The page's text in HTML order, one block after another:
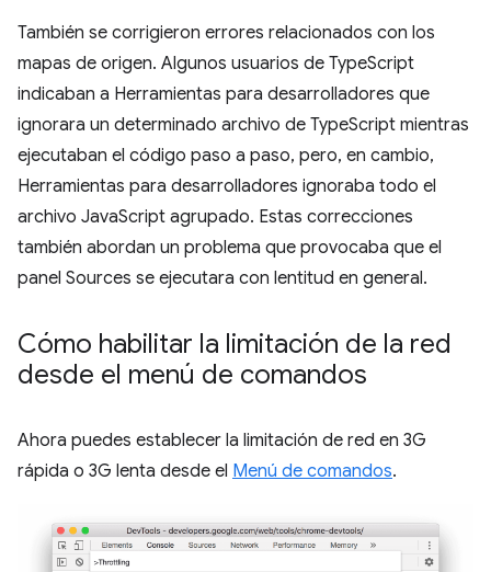
También se corrigieron errores relacionados con los
mapas de origen. Algunos usuarios de TypeScript
indicaban a Herramientas para desarrolladores que
ignorara un determinado archivo de TypeScript mientras
ejecutaban el código paso a paso, pero, en cambio,
Herramientas para desarrolladores ignoraba todo el
archivo JavaScript agrupado. Estas correcciones
también abordan un problema que provocaba que el
panel Sources se ejecutara con lentitud en general.
Cómo habilitar la limitación de la red
desde el menú de comandos
Ahora puedes establecer la limitación de red en 3G
rápida o 3G lenta desde el Menú de comandos.